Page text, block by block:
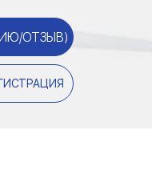
ОТЗЫВ)